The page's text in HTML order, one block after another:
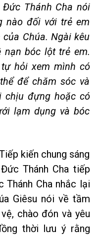
Thánh Cha nói
nào đối với trẻ em
Chúa. Ngài kêu
bóc lột trẻ em.
hỏi xem mình có
để chăm sóc và
chịu đựng hoặc có
lạm dụng và bóc
kiến chung sáng
Thánh Cha tiếp
Cha nhắc lại
Giêsu nói về tầm
chào đón và yêu
thời lưu ý rằng